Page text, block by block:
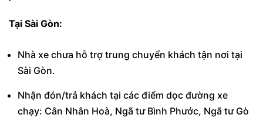
Tại Sài Gòn:
Nhà xe chưa hỗ trợ trung chuyển khách tận nơi tại
Sài Gòn.
Nhận đón/trả khách tại các điểm dọc đường xe
chạy: Cân Nhân Hoà, Ngã tư Bình Phước, Ngã tư Gò